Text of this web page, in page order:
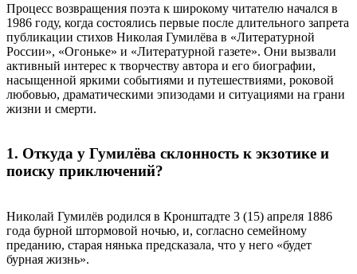
Процесс возвращения поэта к широкому читателю начался в
1986 году, когда состоялись первые после длительного запрета
публикации стихов Николая Гумилёва в «Литературной
России», «Огоньке» и «Литературной газете». Они вызвали
активный интерес к творчеству автора и его биографии,
насыщенной яркими событиями и путешествиями, роковой
любовью, драматическими эпизодами и ситуациями на грани
жизни и смерти.
1. Откуда у Гумилёва склонность к экзотике и
поиску приключений?
Николай Гумилёв родился в Кронштадте 3 (15) апреля 1886
года бурной штормовой ночью, и, согласно семейному
преданию, старая нянька предсказала, что у него «будет
бурная жизнь».